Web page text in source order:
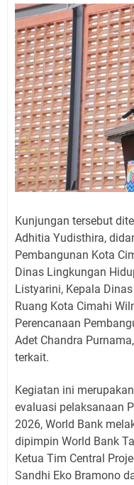
Kunjungan tersebut
Adhitia Yudisthira,
Pembangunan Kota
Dinas Lingkungan
Listyarini, Kepala
Ruang Kota Cimahi
Perencanaan
Adet Chandra
terkait.
Kegiatan ini
evaluasi pelaksanaan
2026, World Bank
dipimpin World Bank
Ketua Tim Central
Sandhi Eko Bramono